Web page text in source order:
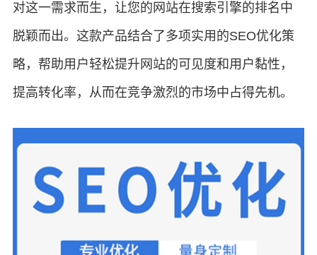
对这一需求而生，让您的网站在搜索引擎的排名中
脱颖而出。这款产品结合了多项实用的SEO优化策
略，帮助用户轻松提升网站的可见度和用户黏性，
提高转化率，从而在竞争激烈的市场中占得先机。